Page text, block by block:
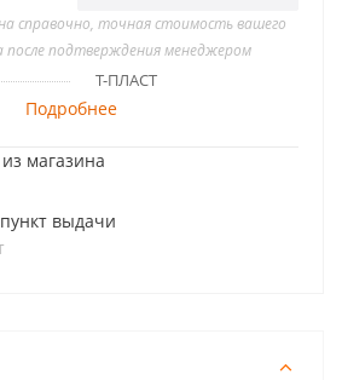
справочно, точная стоимость вашего
после подтверждения менеджером
Т-ПЛАСТ
Подробнее
магазина
выдачи